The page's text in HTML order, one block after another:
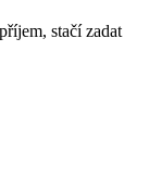
stačí zadat